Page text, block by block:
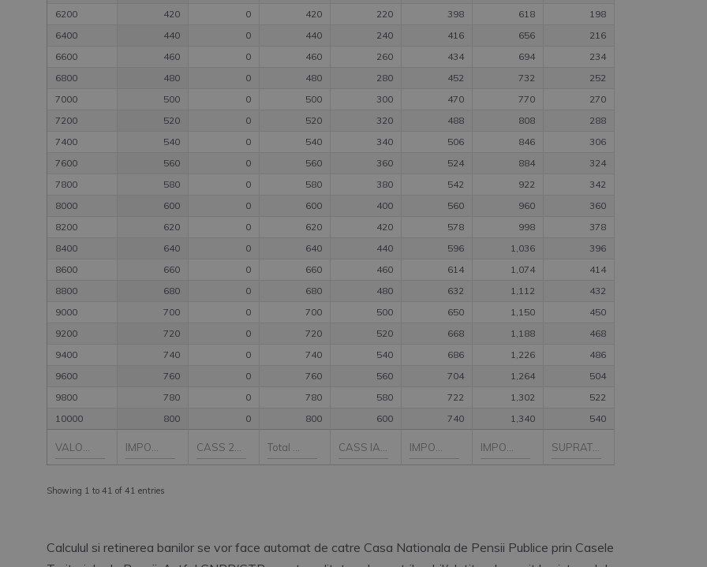
6200
420 0 420 220 398 618
198
6400
440 0 440 240 416 656
216
6600
460 0 460 260 434 694
234
6800
480 0 480 280 452 732
252
7000
500 0 500 300 470 770
270
7200
520 0 520 320 488 808
288
7400
540 0 540 340 506 846
306
7600
560 0 560 360 524 884
324
7800
580 0 580 380 542 922
342
8000
600 0 600 400 560 960
360
8200
620 0 620 420 578 998
378
8400
640 0 640 440 596 1,036
396
8600
660 0 660 460 614 1,074
414
8800
680 0 680 480 632 1,112
432
9000
700 0 700 500 650 1,150
450
9200
720 0 720 520 668 1,188
468
9400
740 0 740 540 686 1,226
486
9600
760 0 760 560 704 1,264
504
9800
780 0 780 580 722 1,302
522
10000
800 0 800 600 740 1,340 540
Showing 1 to 41 of 41 entries
Calculul si retinerea banilor se vor face automat de catre Casa Nationala de Pensii Publice prin Casele